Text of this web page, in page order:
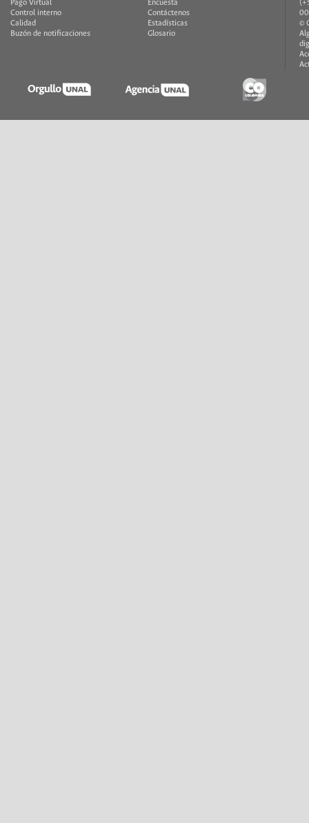
Pago Virtual
Control interno
Calidad
Buzón de notificaciones
Encuesta
Contáctenos
Estadísticas
Glosario
©